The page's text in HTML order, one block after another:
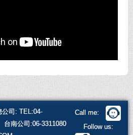
司: TEL:04-
南公司:06-3311080
Call me:
Follow us: